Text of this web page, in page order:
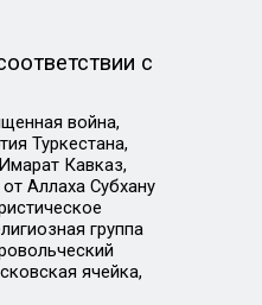
с
война,
Туркестана,
Кавказ,
Аллаха Субхану
группа
ячейка,